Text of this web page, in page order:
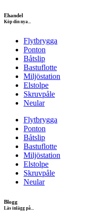
Ehandel
Köp din nya...
Flytbrygga
Ponton
Båtslip
Bastuflotte
Miljöstation
Elstolpe
Skruvpåle
Neular
Flytbrygga
Ponton
Båtslip
Bastuflotte
Miljöstation
Elstolpe
Skruvpåle
Neular
Blogg
Läs inlägg på...